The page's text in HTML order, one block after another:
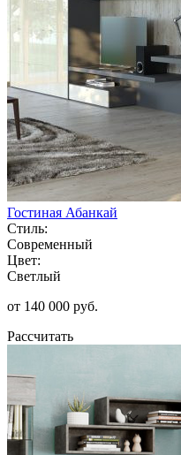
Гостиная Абанкай
Стиль:
Современный
Цвет:
Светлый
от 140 000 руб.
Рассчитать